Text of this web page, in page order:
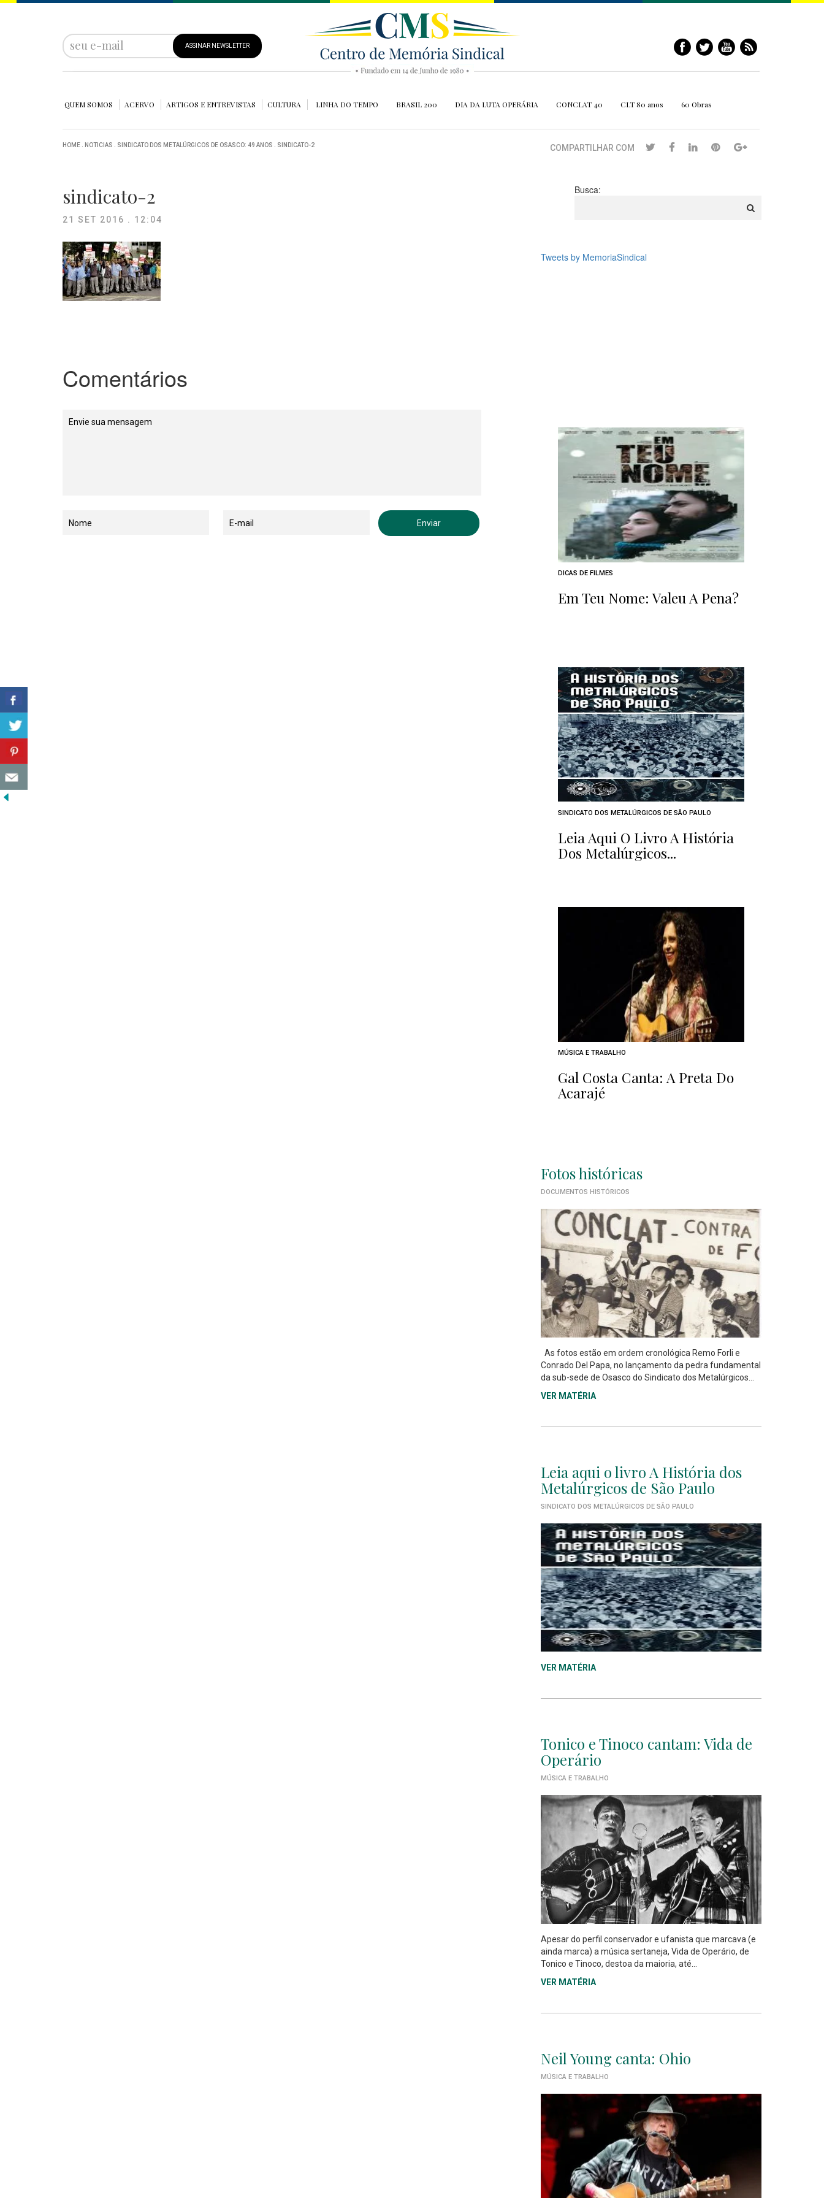
ASSINAR NEWSLETTER
QUEM SOMOS ACERVO ARTIGOS E ENTREVISTAS CULTURA LINHA DO TEMPO BRASIL 200 DIA DA LUTA OPERÁRIA CONCLAT 40 CLT 80 anos 60 Obras
HOME NOTICIAS SINDICATO DOS METALÚRGICOS DE OSASCO: 49 ANOS SINDICATO-2 COMPARTILHAR COM
sindicato-2
21 SET 2016 . 12:04
Comentários
Busca:
Tweets by MemoriaSindical
DICAS DE FILMES
Em Teu Nome: Valeu A Pena?
SINDICATO DOS METALÚRGICOS DE SÃO PAULO
Leia Aqui O Livro A História
Dos Metalúrgicos...
MÚSICA E TRABALHO
Gal Costa Canta: A Preta Do
Acarajé
Fotos históricas
DOCUMENTOS HISTÓRICOS
As fotos estão em ordem cronológica Remo Forli e
Conrado Del Papa, no lançamento da pedra fundamental
da sub-sede de Osasco do Sindicato dos Metalúrgicos...
VER MATÉRIA
Leia aqui o livro A História dos
Metalúrgicos de São Paulo
SINDICATO DOS METALÚRGICOS DE SÃO PAULO
VER MATÉRIA
Tonico e Tinoco cantam: Vida de
Operário
MÚSICA E TRABALHO
Apesar do perfil conservador e ufanista que marcava (e
ainda marca) a música sertaneja, Vida de Operário, de
Tonico e Tinoco, destoa da maioria, até...
VER MATÉRIA
Neil Young canta: Ohio
MÚSICA E TRABALHO